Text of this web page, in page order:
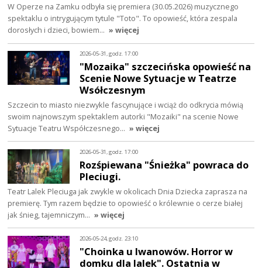
W Operze na Zamku odbyła się premiera (30.05.2026) muzycznego
spektaklu o intrygującym tytule "Toto". To opowieść, która zespala
dorosłych i dzieci, bowiem… » więcej
2026-05-31, godz. 17:00
"Mozaika" szczecińska opowieść na
Scenie Nowe Sytuacje w Teatrze
Wsółczesnym
Szczecin to miasto niezwykle fascynujące i wciąż do odkrycia mówią
swoim najnowszym spektaklem autorki "Mozaiki" na scenie Nowe
Sytuacje Teatru Współczesnego… » więcej
2026-05-31, godz. 17:00
Rozśpiewana "Śnieżka" powraca do
Pleciugi.
Teatr Lalek Pleciuga jak zwykle w okolicach Dnia Dziecka zaprasza na
premierę. Tym razem będzie to opowieść o królewnie o cerze białej
jak śnieg, tajemniczym… » więcej
2026-05-24, godz. 23:10
"Choinka u Iwanowów. Horror w
domku dla lalek". Ostatnia w